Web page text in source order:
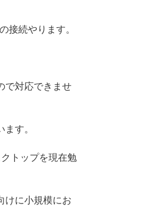
接続やります。
で対応できませ
す。
トップを現在勉
けに小規模にお